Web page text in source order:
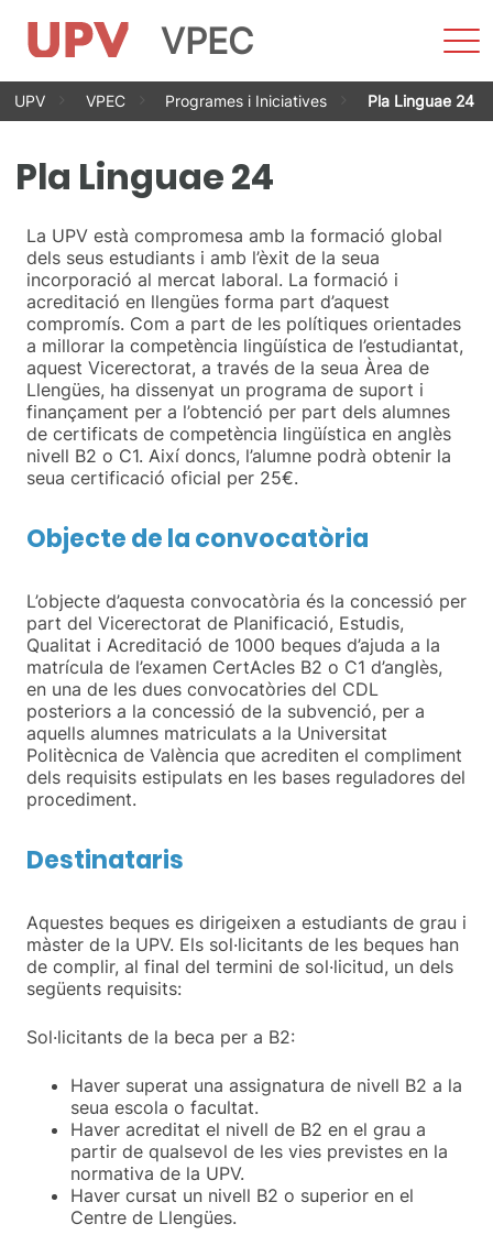
Vés
VPEC
UPV VPEC Programes i Iniciatives Pla Linguae 24
Pla Linguae 24
La UPV està compromesa amb la formació global
dels seus estudiants i amb l’èxit de la seua
incorporació al mercat laboral. La formació i
acreditació en llengües forma part d’aquest
compromís. Com a part de les polítiques orientades
a millorar la competència lingüística de l’estudiantat,
aquest Vicerectorat, a través de la seua Àrea de
Llengües, ha dissenyat un programa de suport i
finançament per a l’obtenció per part dels alumnes
de certificats de competència lingüística en anglès
nivell B2 o C1. Així doncs, l’alumne podrà obtenir la
seua certificació oficial per 25€.
Objecte de la convocatòria
L’objecte d’aquesta convocatòria és la concessió per
part del Vicerectorat de Planificació, Estudis,
Qualitat i Acreditació de 1000 beques d’ajuda a la
matrícula de l’examen CertAcles B2 o C1 d’anglès,
en una de les dues convocatòries del CDL
posteriors a la concessió de la subvenció, per a
aquells alumnes matriculats a la Universitat
Politècnica de València que acrediten el compliment
dels requisits estipulats en les bases reguladores del
procediment.
Destinataris
Aquestes beques es dirigeixen a estudiants de grau i
màster de la UPV. Els sol·licitants de les beques han
de complir, al final del termini de sol·licitud, un dels
següents requisits:
Sol·licitants de la beca per a B2:
Haver superat una assignatura de nivell B2 a la
seua escola o facultat.
Haver acreditat el nivell de B2 en el grau a
partir de qualsevol de les vies previstes en la
normativa de la UPV.
Haver cursat un nivell B2 o superior en el
Centre de Llengües.